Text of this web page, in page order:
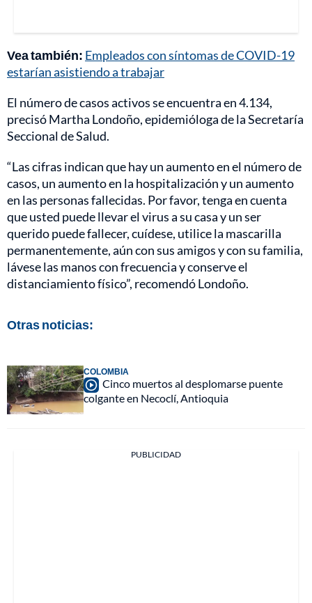
Vea también: Empleados con síntomas de COVID-19
estarían asistiendo a trabajar
El número de casos activos se encuentra en 4.134,
precisó Martha Londoño, epidemióloga de la Secretaría
Seccional de Salud.
“Las cifras indican que hay un aumento en el número de
casos, un aumento en la hospitalización y un aumento
en las personas fallecidas. Por favor, tenga en cuenta
que usted puede llevar el virus a su casa y un ser
querido puede fallecer, cuídese, utilice la mascarilla
permanentemente, aún con sus amigos y con su familia,
lávese las manos con frecuencia y conserve el
distanciamiento físico”, recomendó Londoño.
Otras noticias:
COLOMBIA
Cinco muertos al desplomarse puente
colgante en Necoclí, Antioquia
PUBLICIDAD